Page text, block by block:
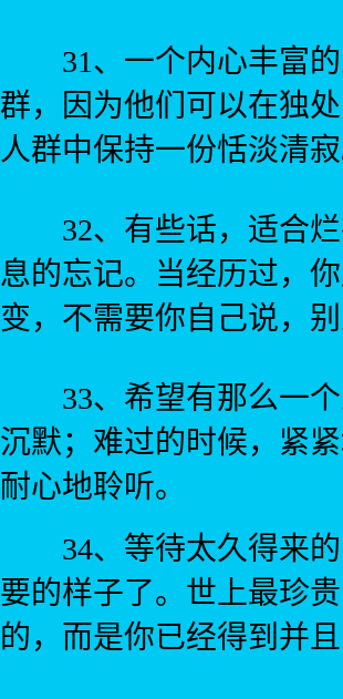
31、一个内心丰富的
群，因为他们可以在独
人群中保持一份恬淡清
32、有些话，适合烂
息的忘记。当经历过，
变，不需要你自己说，
33、希望有那么一个
沉默；难过的时候，紧
耐心地聆听。
34、等待太久得来的
要的样子了。世上最珍
的，而是你已经得到并